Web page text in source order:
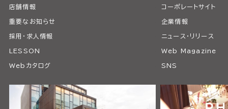
店舗情報 コーポレートサイト
重要なお知らせ 企業情報
採用・求人情報 ニュース・リリース
LESSON Web Magazine
Webカタログ SNS